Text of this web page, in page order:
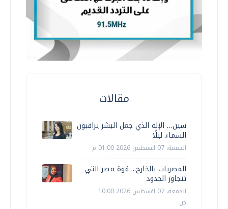
مقالات
سين… الإله الذي جعل البشر يراقبون
السماء ليلًا
الجمعة، 07 اغسطس 2026 01:00 م
المصريات بالخارج... قوة مصر التي
تتجاوز الحدود
الجمعة، 07 اغسطس 2026 10:00
ص